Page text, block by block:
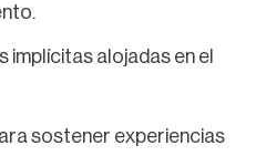
implícitas alojadas en el
sostener experiencias